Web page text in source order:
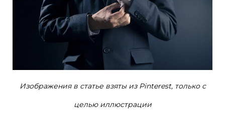
Изображения в статье взяты из Pinterest, только с
целью иллюстрации